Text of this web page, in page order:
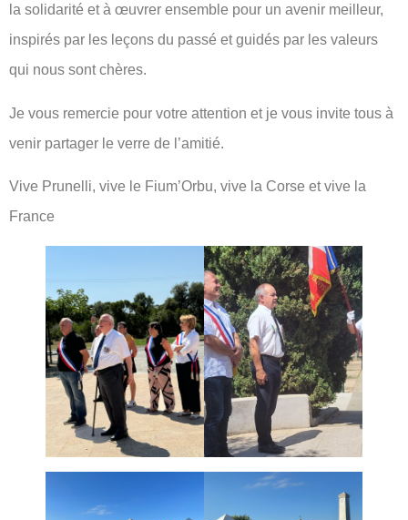
la solidarité et à œuvrer ensemble pour un avenir meilleur,
inspirés par les leçons du passé et guidés par les valeurs
qui nous sont chères.
Je vous remercie pour votre attention et je vous invite tous à
venir partager le verre de l’amitié.
Vive Prunelli, vive le Fium’Orbu, vive la Corse et vive la
France